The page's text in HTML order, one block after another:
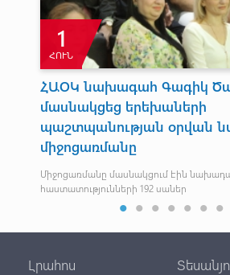
1
ՀՈՒՆ
ՀԱՕԿ նախագահ Գագիկ
մասնակցեց երեխաների
պաշտպանության օրվան
միջոցառմանը
Միջոցառմանը մասնակցում էին
հաստատությունների 192 սաներ
Լրահոս